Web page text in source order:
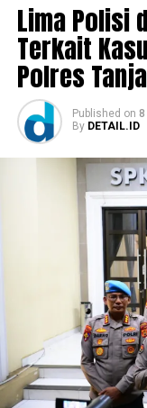
Lima Polisi
Terkait
Polres
Published on
By DETAIL.ID